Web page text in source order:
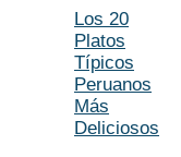
Los 20
Platos
Típicos
Peruanos
Más
Deliciosos